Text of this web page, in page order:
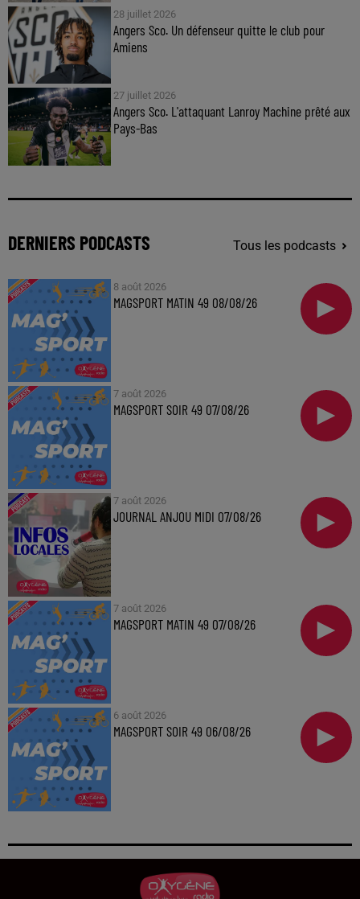
28 juillet 2026
Angers Sco. Un défenseur quitte le club pour
Amiens
27 juillet 2026
Angers Sco. L'attaquant Lanroy Machine prêté aux
Pays-Bas
DERNIERS PODCASTS Tous les podcasts
8 août 2026
MAGSPORT MATIN 49 08/08/26
7 août 2026
MAGSPORT SOIR 49 07/08/26
7 août 2026
JOURNAL ANJOU MIDI 07/08/26
7 août 2026
MAGSPORT MATIN 49 07/08/26
6 août 2026
MAGSPORT SOIR 49 06/08/26